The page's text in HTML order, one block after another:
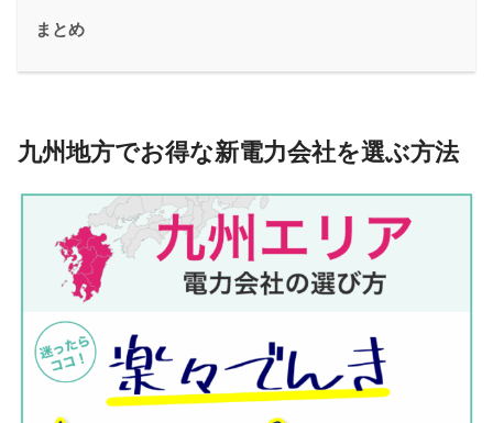
まとめ
九州地方でお得な新電力会社を選ぶ方法